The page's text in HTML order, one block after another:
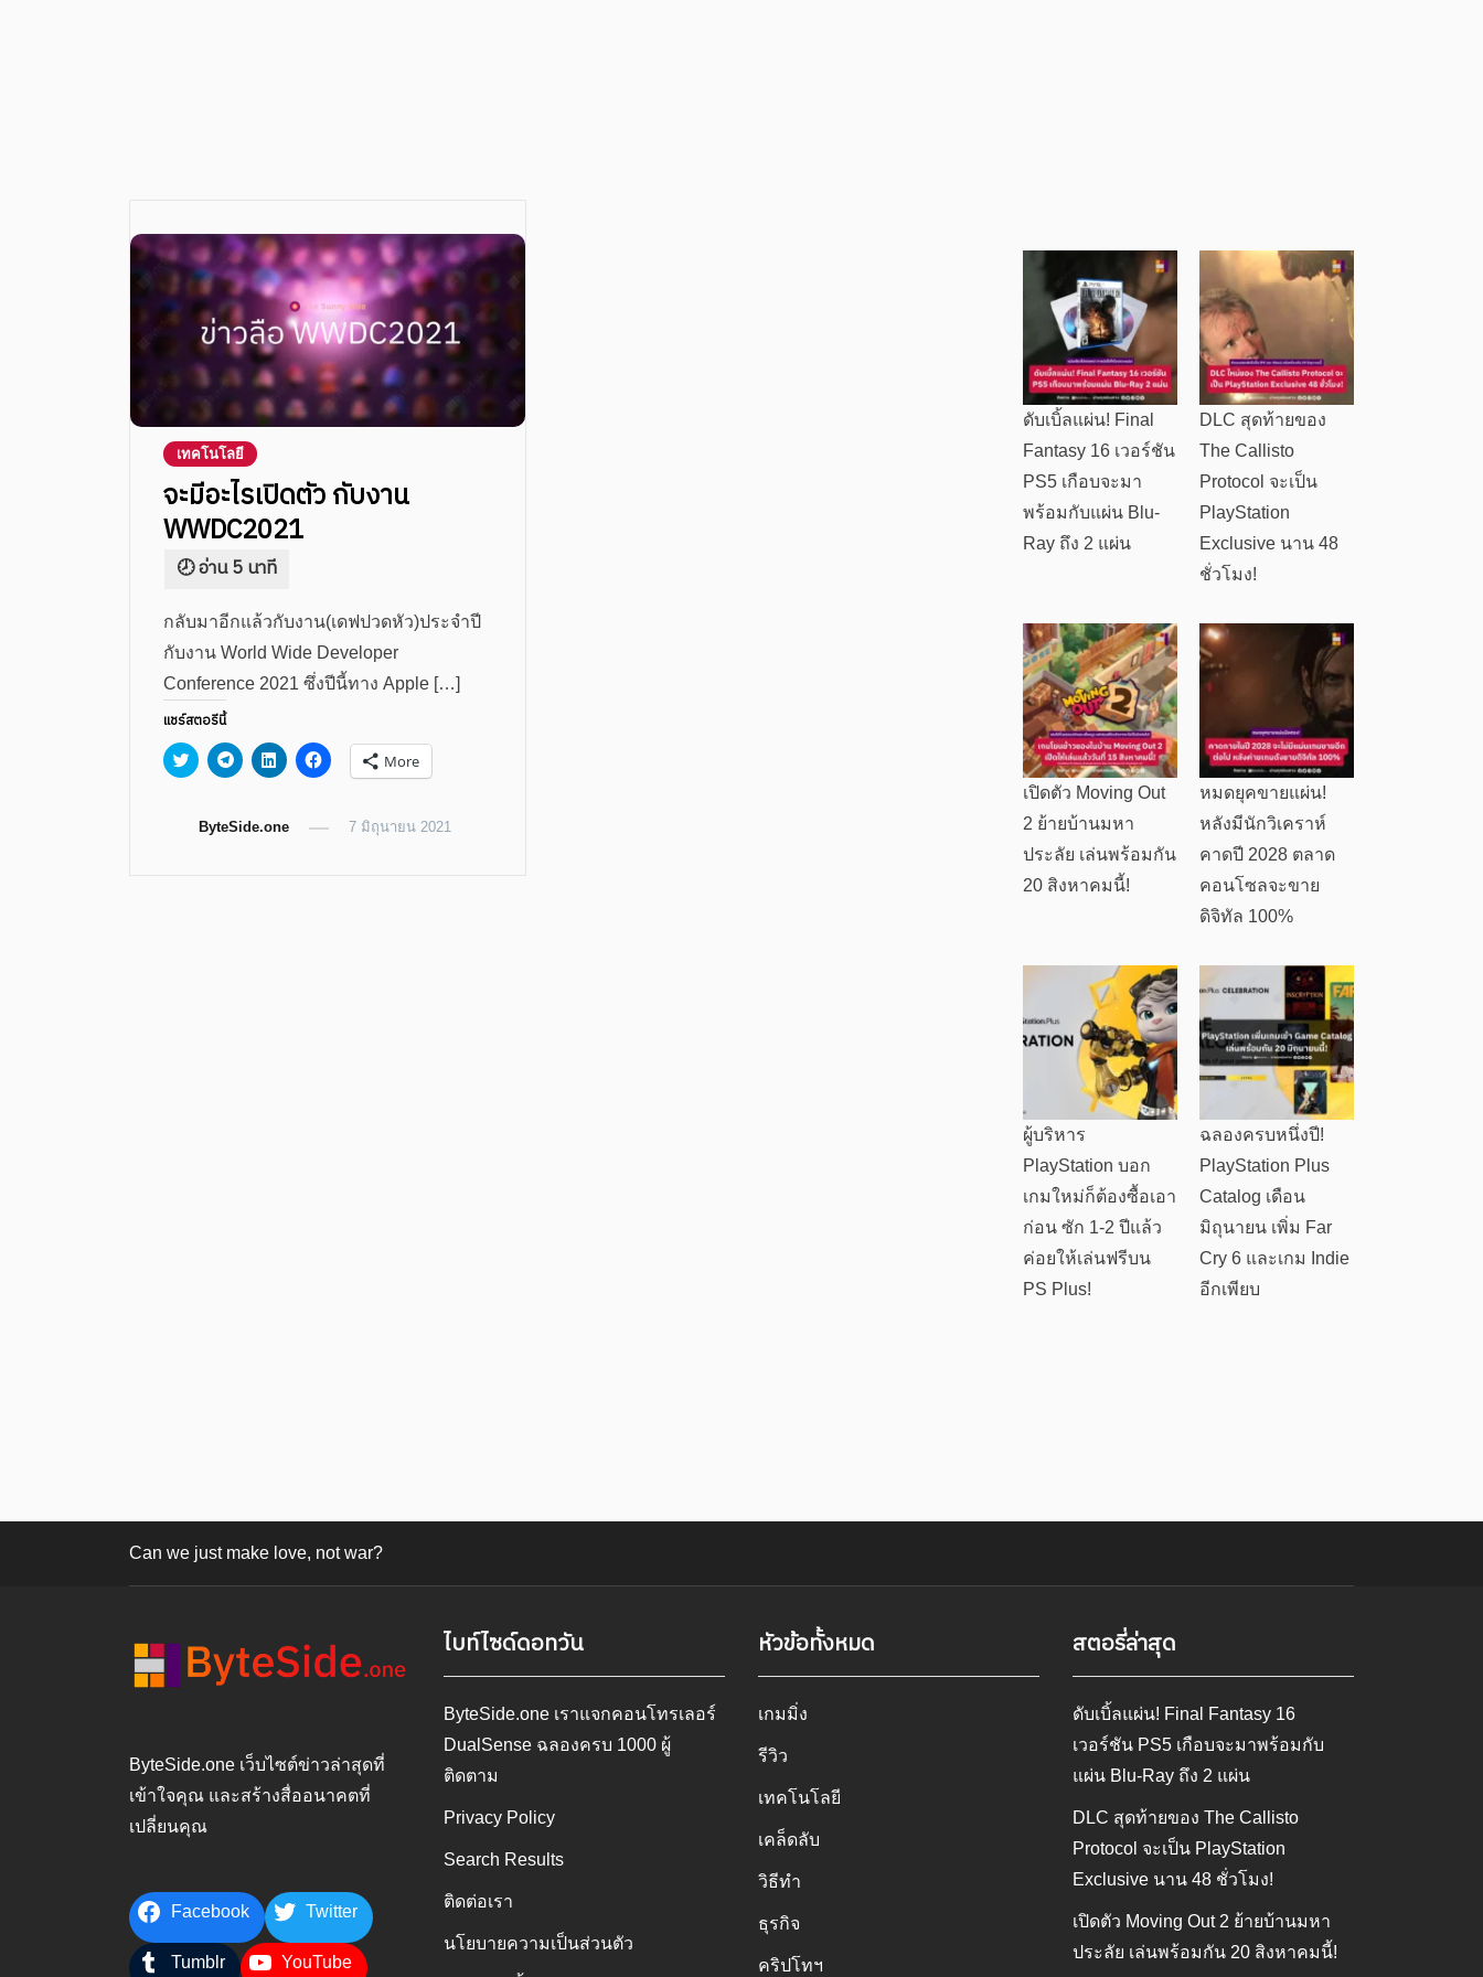
เทคโนโลยี
จะมีอะไรเปิดตัว กับงาน
WWDC2021
กลับมาอีกแล้วกับงาน(เดฟปวดหัว)ประจำปี
กับงาน World Wide Developer
Conference 2021 ซึ่งปีนี้ทาง Apple […]
แชร์สตอรีนี้
Click
to
(Opens
Click
to
(Opens
Click
to
(Opens
Click
to
share
(Opens
More
ByteSide.one 7 มิถุนายน 2021
ดับเบิ้ลแผ่น! Final
Fantasy 16 เวอร์ชัน
PS5 เกือบจะมา
พร้อมกับแผ่น Blu-
Ray ถึง 2 แผ่น
DLC สุดท้ายของ
The Callisto
Protocol จะเป็น
PlayStation
Exclusive นาน 48
ชั่วโมง!
เปิดตัว Moving Out
2 ย้ายบ้านมหา
ประลัย เล่นพร้อมกัน
20 สิงหาคมนี้!
หมดยุคขายแผ่น!
หลังมีนักวิเคราห์
คาดปี 2028 ตลาด
คอนโซลจะขาย
ดิจิทัล 100%
ผู้บริหาร
PlayStation บอก
เกมใหม่ก็ต้องซื้อเอา
ก่อน ซัก 1-2 ปีแล้ว
ค่อยให้เล่นฟรีบน
PS Plus!
ฉลองครบหนึ่งปี!
PlayStation Plus
Catalog เดือน
มิถุนายน เพิ่ม Far
Cry 6 และเกม Indie
อีกเพียบ
Can we just make love, not war?
ByteSide.one เว็บไซต์ข่าวล่าสุดที่
เข้าใจคุณ และสร้างสื่ออนาคตที่
เปลี่ยนคุณ
Facebook Twitter
Tumblr YouTube
ไบท์ไซด์ดอทวัน
ByteSide.one เราแจกคอนโทรเลอร์
DualSense ฉลองครบ 1000 ผู้
ติดตาม
Privacy Policy
Search Results
ติดต่อเรา
นโยบายความเป็นส่วนตัว
หัวข้อทั้งหมด
เกมมิ่ง
รีวิว
เทคโนโลยี
เคล็ดลับ
วิธีทำ
ธุรกิจ
คริปโทฯ
สตอรี่ล่าสุด
ดับเบิ้ลแผ่น! Final Fantasy 16
เวอร์ชัน PS5 เกือบจะมาพร้อมกับ
แผ่น Blu-Ray ถึง 2 แผ่น
DLC สุดท้ายของ The Callisto
Protocol จะเป็น PlayStation
Exclusive นาน 48 ชั่วโมง!
เปิดตัว Moving Out 2 ย้ายบ้านมหา
ประลัย เล่นพร้อมกัน 20 สิงหาคมนี้!